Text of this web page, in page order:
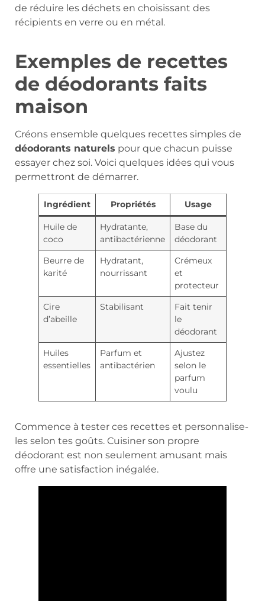
de réduire les déchets en choisissant des
récipients en verre ou en métal.
Exemples de recettes
de déodorants faits
maison
Créons ensemble quelques recettes simples de
déodorants naturels pour que chacun puisse
essayer chez soi. Voici quelques idées qui vous
permettront de démarrer.
Ingrédient Propriétés Usage
Huile de
coco
Hydratante,
antibactérienne
Base du
déodorant
Beurre de
karité
Hydratant,
nourrissant
Crémeux
et
protecteur
Cire
d’abeille
Stabilisant
Fait tenir
le
déodorant
Huiles
essentielles
Parfum et
antibactérien
Ajustez
selon le
parfum
voulu
Commence à tester ces recettes et personnalise-
les selon tes goûts. Cuisiner son propre
déodorant est non seulement amusant mais
offre une satisfaction inégalée.